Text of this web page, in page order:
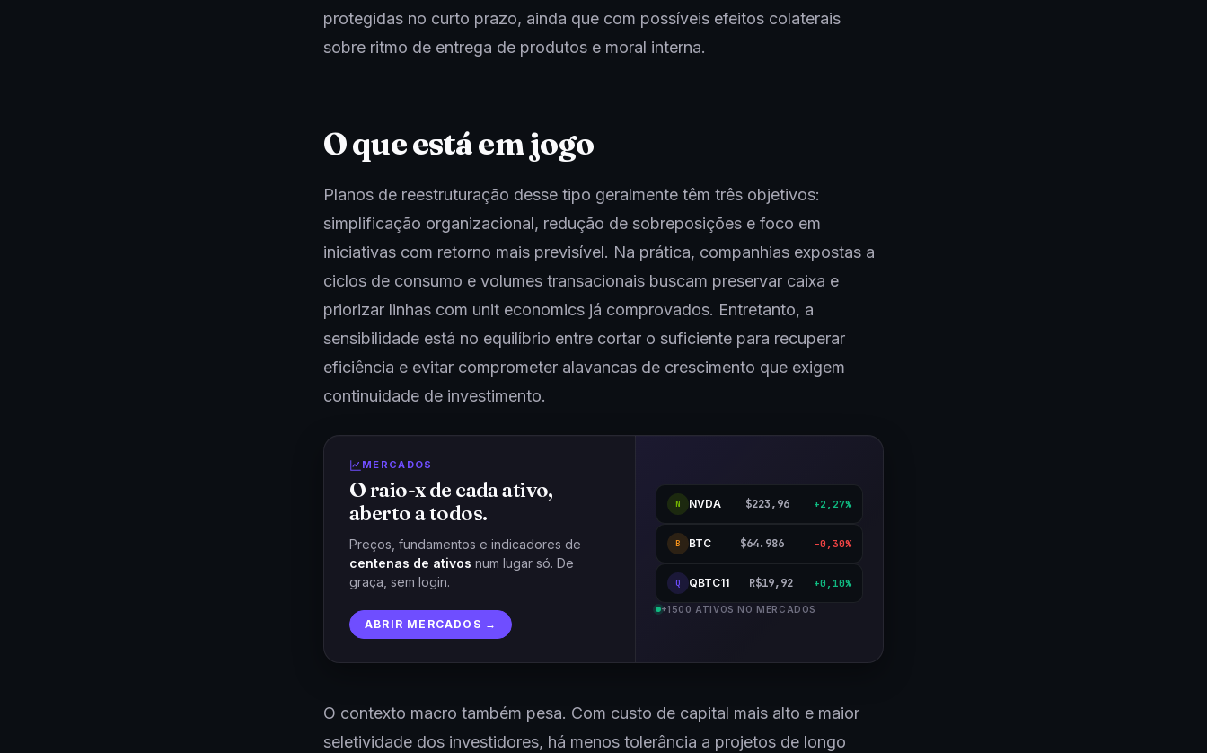
protegidas no curto prazo, ainda que com possíveis efeitos colaterais
sobre ritmo de entrega de produtos e moral interna.
O que está em jogo
Planos de reestruturação desse tipo geralmente têm três objetivos:
simplificação organizacional, redução de sobreposições e foco em
iniciativas com retorno mais previsível. Na prática, companhias expostas a
ciclos de consumo e volumes transacionais buscam preservar caixa e
priorizar linhas com unit economics já comprovados. Entretanto, a
sensibilidade está no equilíbrio entre cortar o suficiente para recuperar
eficiência e evitar comprometer alavancas de crescimento que exigem
continuidade de investimento.
MERCADOS
O raio-x de cada ativo,
aberto a todos.
Preços, fundamentos e indicadores de
centenas de ativos num lugar só. De
graça, sem login.
ABRIR MERCADOS →
N NVDA $223,96 +2,27%
B BTC $64.986 -0,30%
Q QBTC11 R$19,92 +0,10%
+1500 ATIVOS NO MERCADOS
O contexto macro também pesa. Com custo de capital mais alto e maior
seletividade dos investidores, há menos tolerância a projetos de longo